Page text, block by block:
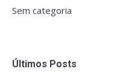
Sem categoria
Últimos Posts